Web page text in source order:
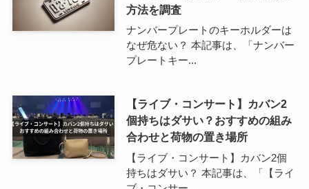
方法を調査
ナンバープレートのキーホルダーは
なぜ危ない？ 本記事は、「ナンバー
プレートキー...
【ライブ・コンサート】カバン2
個持ちはダサい？おすすめの組み
合わせと荷物の置き場所
【ライブ・コンサート】カバン2個
持ちはダサい？ 本記事は、「【ライ